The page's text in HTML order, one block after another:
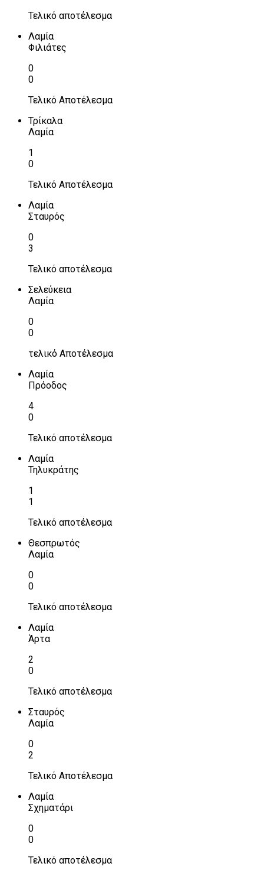
Τελικό αποτέλεσμα
Λαμία
Φιλιάτες
0
0
Τελικό Αποτέλεσμα
Τρίκαλα
Λαμία
1
0
Τελικό Αποτέλεσμα
Λαμία
Σταυρός
0
3
Τελικό αποτέλεσμα
Σελεύκεια
Λαμία
0
0
τελικό Αποτέλεσμα
Λαμία
Πρόοδος
4
0
Τελικό αποτέλεσμα
Λαμία
Τηλυκράτης
1
1
Τελικό αποτέλεσμα
Θεσπρωτός
Λαμία
0
0
Τελικό αποτέλεσμα
Λαμία
Άρτα
2
0
Τελικό αποτέλεσμα
Σταυρός
Λαμία
0
2
Τελικό Αποτέλεσμα
Λαμία
Σχηματάρι
0
0
Τελικό αποτέλεσμα